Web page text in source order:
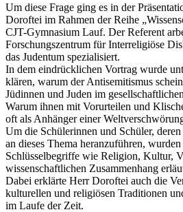
Um diese Frage ging es in der
Doroftei im Rahmen der Reihe
CJT-Gymnasium Lauf. Der Referent
Forschungszentrum für Interreligiöse
das Judentum spezialisiert.
In dem eindrücklichen Vortrag wurde
klären, warum der Antisemitismus
Jüdinnen und Juden im
Warum ihnen mit Vorurteilen und
oft als Anhänger einer
Um die Schülerinnen und Schüler,
an dieses Thema heranzuführen,
Schlüsselbegriffe wie Religion, Kultur,
wissenschaftlichen Zusammenhang
Dabei erklärte Herr Doroftei auch die
kulturellen und religiösen Traditionen
im Laufe der Zeit.